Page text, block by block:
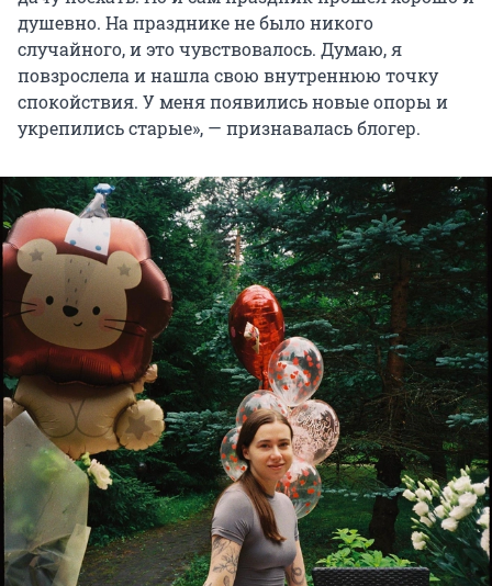
душевно. На празднике не было никого
случайного, и это чувствовалось. Думаю, я
повзрослела и нашла свою внутреннюю точку
спокойствия. У меня появились новые опоры и
укрепились старые», — признавалась блогер.